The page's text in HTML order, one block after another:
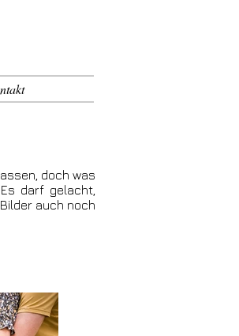
doch was
darf gelacht,
auch noch